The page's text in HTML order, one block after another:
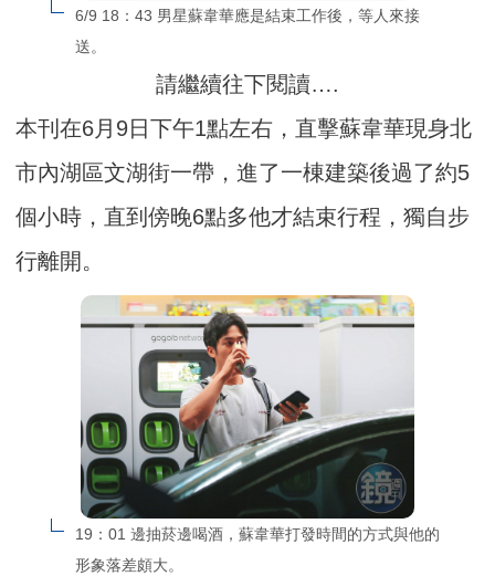
6/9 18：43 男星蘇韋華應是結束工作後，等人來接
送。
請繼續往下閱讀….
本刊在6月9日下午1點左右，直擊蘇韋華現身北
市內湖區文湖街一帶，進了一棟建築後過了約5
個小時，直到傍晚6點多他才結束行程，獨自步
行離開。
19：01 邊抽菸邊喝酒，蘇韋華打發時間的方式與他的
形象落差頗大。